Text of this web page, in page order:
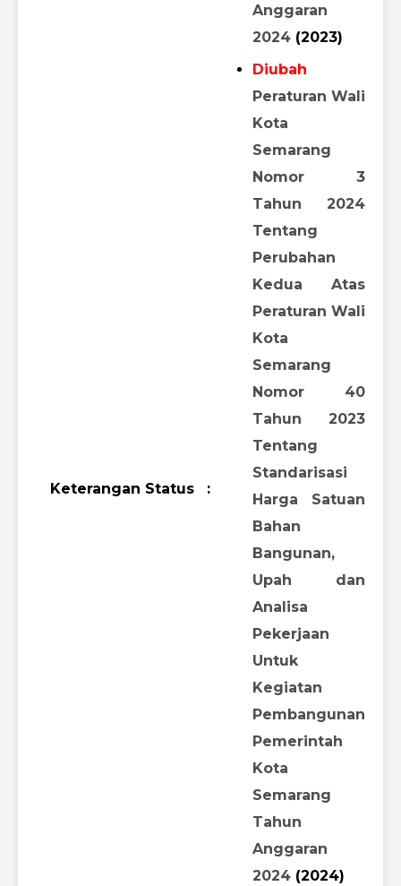
Keterangan Status :
Anggaran
2024 (2023)
Diubah
Peraturan Wali
Kota
Semarang
Nomor 3
Tahun 2024
Tentang
Perubahan
Kedua Atas
Peraturan Wali
Kota
Semarang
Nomor 40
Tahun 2023
Tentang
Standarisasi
Harga Satuan
Bahan
Bangunan,
Upah dan
Analisa
Pekerjaan
Untuk
Kegiatan
Pembangunan
Pemerintah
Kota
Semarang
Tahun
Anggaran
2024 (2024)